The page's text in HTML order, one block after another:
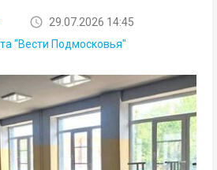
29.07.2026 14:45
"Вести Подмосковья"